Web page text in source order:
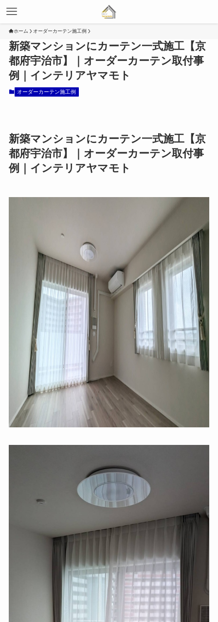
ホーム オーダーカーテン施工例
新築マンションにカーテン一式施工【京
都府宇治市】｜オーダーカーテン取付事
例｜インテリアヤマモト
オーダーカーテン施工例
新築マンションにカーテン一式施工【京
都府宇治市】｜オーダーカーテン取付事
例｜インテリアヤマモト